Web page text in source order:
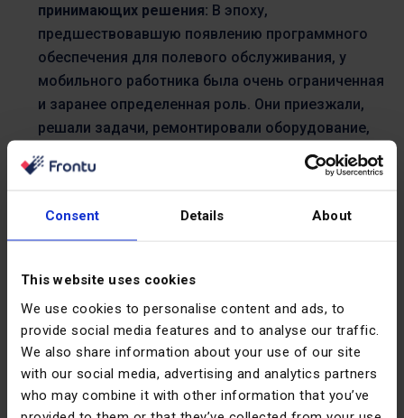
Consent Details About
This website uses cookies
We use cookies to personalise content and ads, to
provide social media features and to analyse our traffic.
We also share information about your use of our site
with our social media, advertising and analytics partners
who may combine it with other information that you’ve
принимающих решения: В эпоху,
предшествовавшую появлению программного
обеспечения для полевого обслуживания, у
мобильного работника была очень ограниченная
и заранее определенная роль. Они приезжали,
решали задачи, ремонтировали оборудование,
оказывали поддержку клиентам на месте и
занимались техническими аспектами работы.
точки зрения, то помощь сотрудникам полевых
служб в освоении более разнообразных ролей
могут собирать счета и отзывы на месте, а также
предлагать клиенту дополнительные услуги. Они
могут стать послами бренда и представителями
по развитию бизнеса, что даст Вашей
организации по обслуживанию на местах